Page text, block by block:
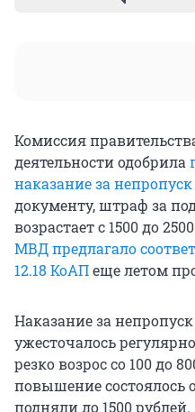
Комиссия
деятельности одобрила
наказание за
документу, штраф за
возрастает с 1500 до
МВД предлагало
12.18 КоАПеще летом
Наказание за
ужесточалось
резко возрос со 100 до
повышение состоялось
подняли до 1500 рублей.